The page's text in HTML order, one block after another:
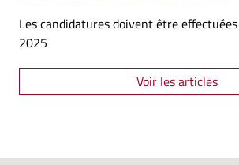
Les candidatures doivent être
2025
Voir les articles